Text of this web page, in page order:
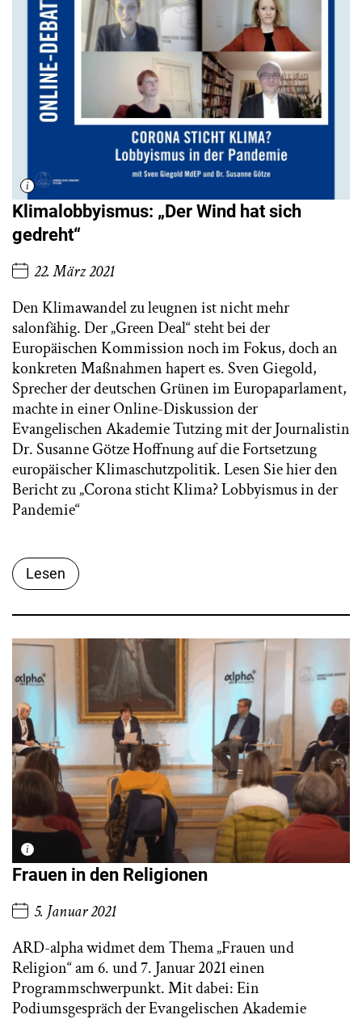
Klimalobbyismus: „Der Wind hat sich
gedreht“
22. März 2021
Den Klimawandel zu leugnen ist nicht mehr
salonfähig. Der „Green Deal“ steht bei der
Europäischen Kommission noch im Fokus, doch an
konkreten Maßnahmen hapert es. Sven Giegold,
Sprecher der deutschen Grünen im Europaparlament,
machte in einer Online-Diskussion der
Evangelischen Akademie Tutzing mit der Journalistin
Dr. Susanne Götze Hoffnung auf die Fortsetzung
europäischer Klimaschutzpolitik. Lesen Sie hier den
Bericht zu „Corona sticht Klima? Lobbyismus in der
Pandemie“
Lesen
Frauen in den Religionen
5. Januar 2021
ARD-alpha widmet dem Thema „Frauen und
Religion“ am 6. und 7. Januar 2021 einen
Programmschwerpunkt. Mit dabei: Ein
Podiumsgespräch der Evangelischen Akademie